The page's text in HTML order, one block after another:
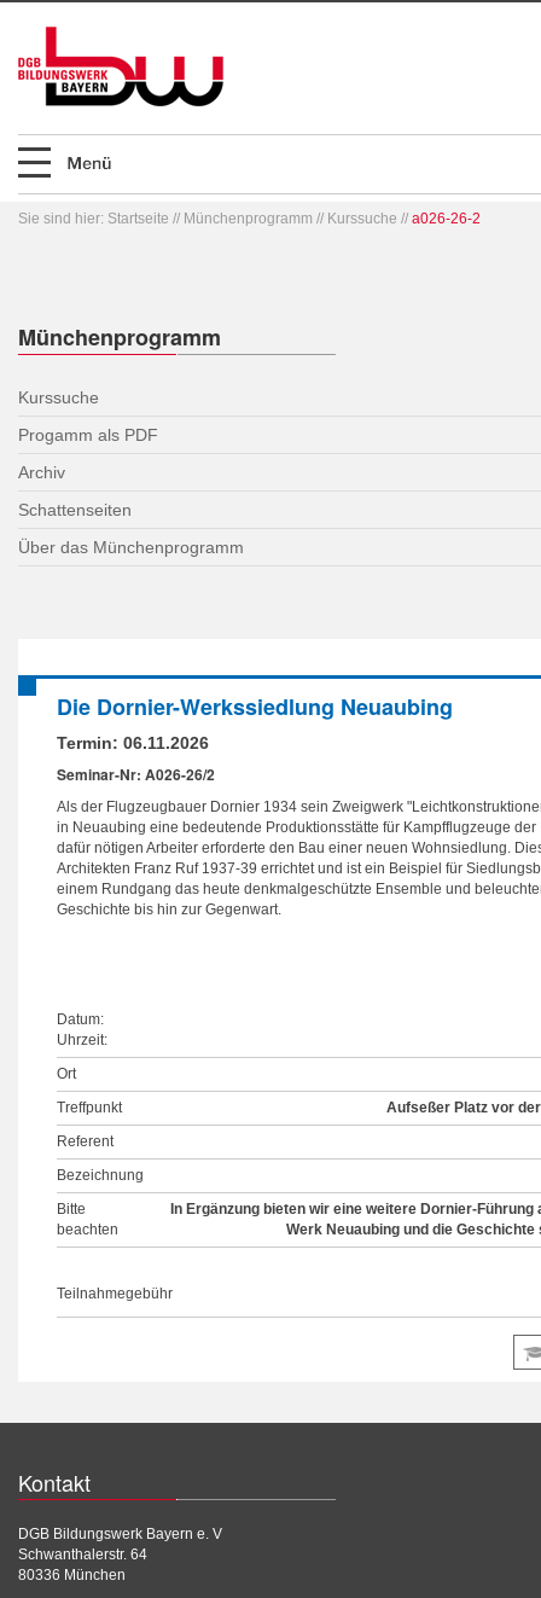
Sie sind hier: Startseite // Münchenprogramm // Kurssuche // a026-26-2
Münchenprogramm
Kurssuche
Progamm als PDF
Archiv
Schattenseiten
Über das Münchenprogramm
Die Dornier-Werkssiedlung Neuaubing
Termin: 06.11.2026
Seminar-Nr: A026-26/2
Als der Flugzeugbauer Dornier 1934 sein Zweigwerk
in Neuaubing eine bedeutende Produktionsstätte für Kampfflugzeuge
dafür nötigen Arbeiter erforderte den Bau einer neuen Wohnsiedlung.
Architekten Franz Ruf 1937-39 errichtet und ist ein Beispiel für
einem Rundgang das heute denkmalgeschützte Ensemble und
Geschichte bis hin zur Gegenwart.
Datum:
Uhrzeit:
Ort
Treffpunkt
Aufseßer Platz vor
Referent
Bezeichnung
Bitte
beachten
In Ergänzung bieten wir eine weitere Dornier-
Werk Neuaubing und die
Teilnahmegebühr
Kontakt
DGB Bildungswerk Bayern e. V
Schwanthalerstr. 64
80336 München